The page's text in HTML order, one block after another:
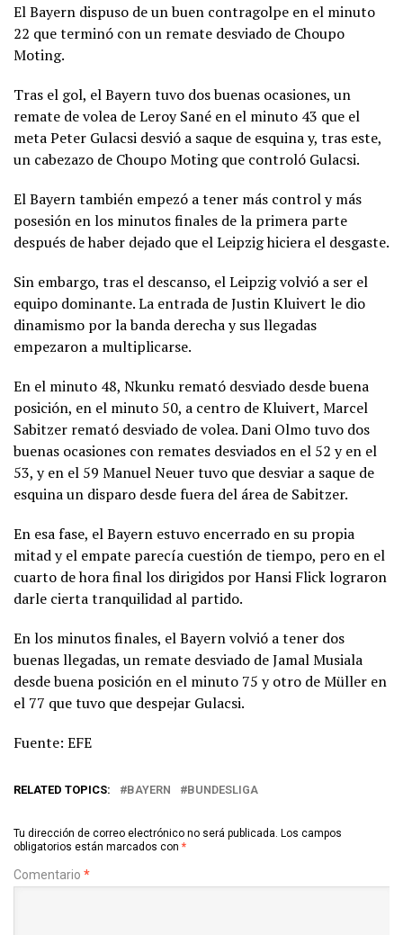
El Bayern dispuso de un buen contragolpe en el minuto
22 que terminó con un remate desviado de Choupo
Moting.
Tras el gol, el Bayern tuvo dos buenas ocasiones, un
remate de volea de Leroy Sané en el minuto 43 que el
meta Peter Gulacsi desvió a saque de esquina y, tras este,
un cabezazo de Choupo Moting que controló Gulacsi.
El Bayern también empezó a tener más control y más
posesión en los minutos finales de la primera parte
después de haber dejado que el Leipzig hiciera el desgaste.
Sin embargo, tras el descanso, el Leipzig volvió a ser el
equipo dominante. La entrada de Justin Kluivert le dio
dinamismo por la banda derecha y sus llegadas
empezaron a multiplicarse.
En el minuto 48, Nkunku remató desviado desde buena
posición, en el minuto 50, a centro de Kluivert, Marcel
Sabitzer remató desviado de volea. Dani Olmo tuvo dos
buenas ocasiones con remates desviados en el 52 y en el
53, y en el 59 Manuel Neuer tuvo que desviar a saque de
esquina un disparo desde fuera del área de Sabitzer.
En esa fase, el Bayern estuvo encerrado en su propia
mitad y el empate parecía cuestión de tiempo, pero en el
cuarto de hora final los dirigidos por Hansi Flick lograron
darle cierta tranquilidad al partido.
En los minutos finales, el Bayern volvió a tener dos
buenas llegadas, un remate desviado de Jamal Musiala
desde buena posición en el minuto 75 y otro de Müller en
el 77 que tuvo que despejar Gulacsi.
Fuente: EFE
RELATED TOPICS: BAYERN BUNDESLIGA
Tu dirección de correo electrónico no será publicada. Los campos
obligatorios están marcados con *
Comentario *